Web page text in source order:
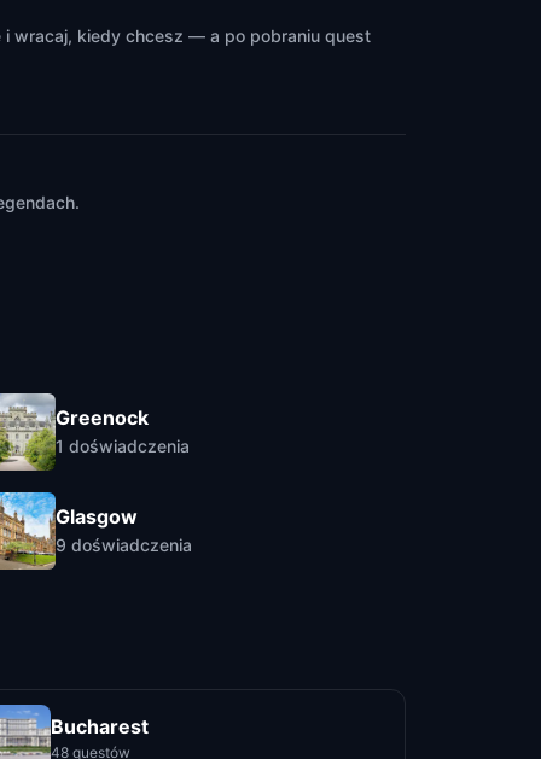
i wracaj, kiedy chcesz — a po pobraniu quest
Greenock
1 doświadczenia
Glasgow
9 doświadczenia
Bucharest
48 questów